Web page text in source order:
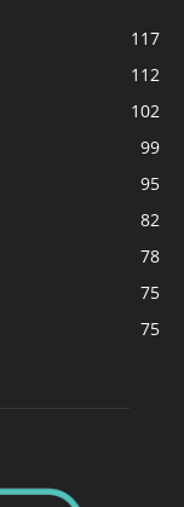
117
112
102
99
95
82
78
75
75